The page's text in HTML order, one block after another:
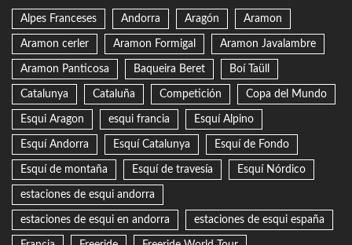
Alpes Franceses Andorra Aragón Aramon
Aramon cerler Aramon Formigal Aramon Javalambre
Aramon Panticosa Baqueira Beret Boí Taüll
Catalunya Cataluña Competición Copa del Mundo
Esqui Aragon esqui francia Esquí Alpino
Esquí Andorra Esquí Catalunya Esquí de Fondo
Esquí de montaña Esquí de travesía Esquí Nórdico
estaciones de esqui andorra
estaciones de esqui en andorra estaciones de esqui españa